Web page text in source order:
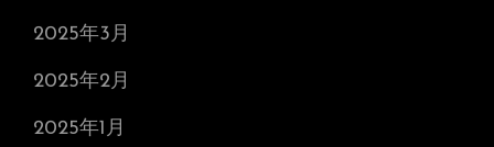
2025年3月
2025年2月
2025年1月